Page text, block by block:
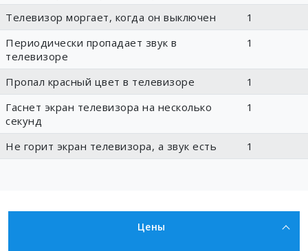
Телевизор моргает, когда он выключен
1
Периодически пропадает звук в
телевизоре
1
Пропал красный цвет в телевизоре
1
Гаснет экран телевизора на несколько
секунд
1
Не горит экран телевизора, а звук есть 1
Цены